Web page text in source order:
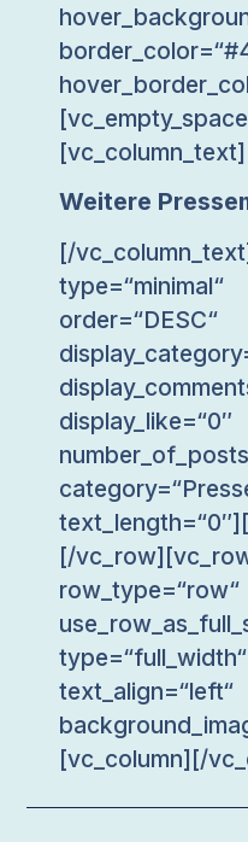
[vc_column_text]
Weitere
[/
[/
row_type=“row“
text_align=“left“
[vc_column][/